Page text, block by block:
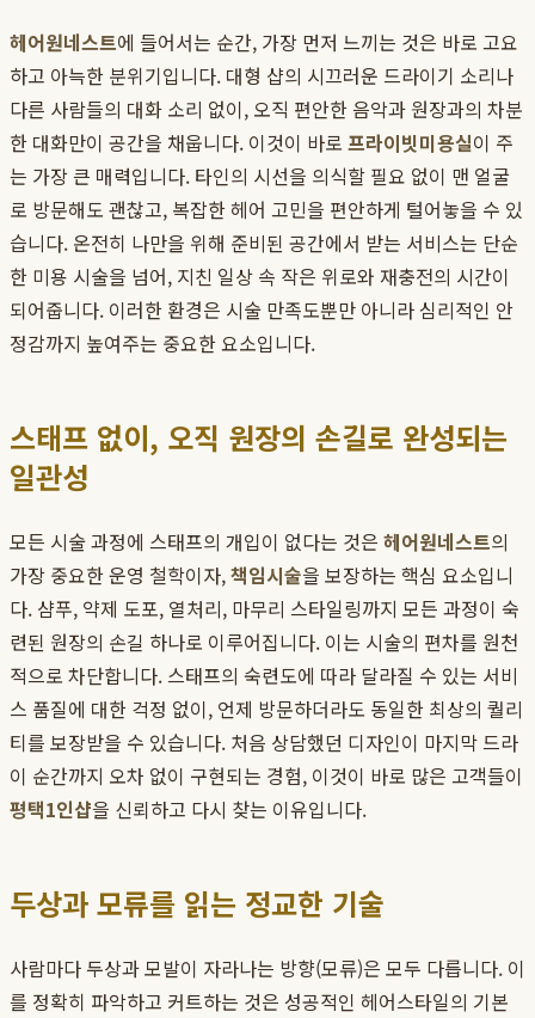
헤어원네스트에 들어서는 순간, 가장 먼저 느끼는 것은 바로 고요
하고 아늑한 분위기입니다. 대형 샵의 시끄러운 드라이기 소리나
다른 사람들의 대화 소리 없이, 오직 편안한 음악과 원장과의 차분
한 대화만이 공간을 채웁니다. 이것이 바로 프라이빗미용실이 주
는 가장 큰 매력입니다. 타인의 시선을 의식할 필요 없이 맨 얼굴
로 방문해도 괜찮고, 복잡한 헤어 고민을 편안하게 털어놓을 수 있
습니다. 온전히 나만을 위해 준비된 공간에서 받는 서비스는 단순
한 미용 시술을 넘어, 지친 일상 속 작은 위로와 재충전의 시간이
되어줍니다. 이러한 환경은 시술 만족도뿐만 아니라 심리적인 안
정감까지 높여주는 중요한 요소입니다.
스태프 없이, 오직 원장의 손길로 완성되는
일관성
모든 시술 과정에 스태프의 개입이 없다는 것은 헤어원네스트의
가장 중요한 운영 철학이자,책임시술을 보장하는 핵심 요소입니
다. 샴푸, 약제 도포, 열처리, 마무리 스타일링까지 모든 과정이 숙
련된 원장의 손길 하나로 이루어집니다. 이는 시술의 편차를 원천
적으로 차단합니다. 스태프의 숙련도에 따라 달라질 수 있는 서비
스 품질에 대한 걱정 없이, 언제 방문하더라도 동일한 최상의 퀄리
티를 보장받을 수 있습니다. 처음 상담했던 디자인이 마지막 드라
이 순간까지 오차 없이 구현되는 경험, 이것이 바로 많은 고객들이
평택1인샵을 신뢰하고 다시 찾는 이유입니다.
두상과 모류를 읽는 정교한 기술
사람마다 두상과 모발이 자라나는 방향(모류)은 모두 다릅니다. 이
를 정확히 파악하고 커트하는 것은 성공적인 헤어스타일의 기본